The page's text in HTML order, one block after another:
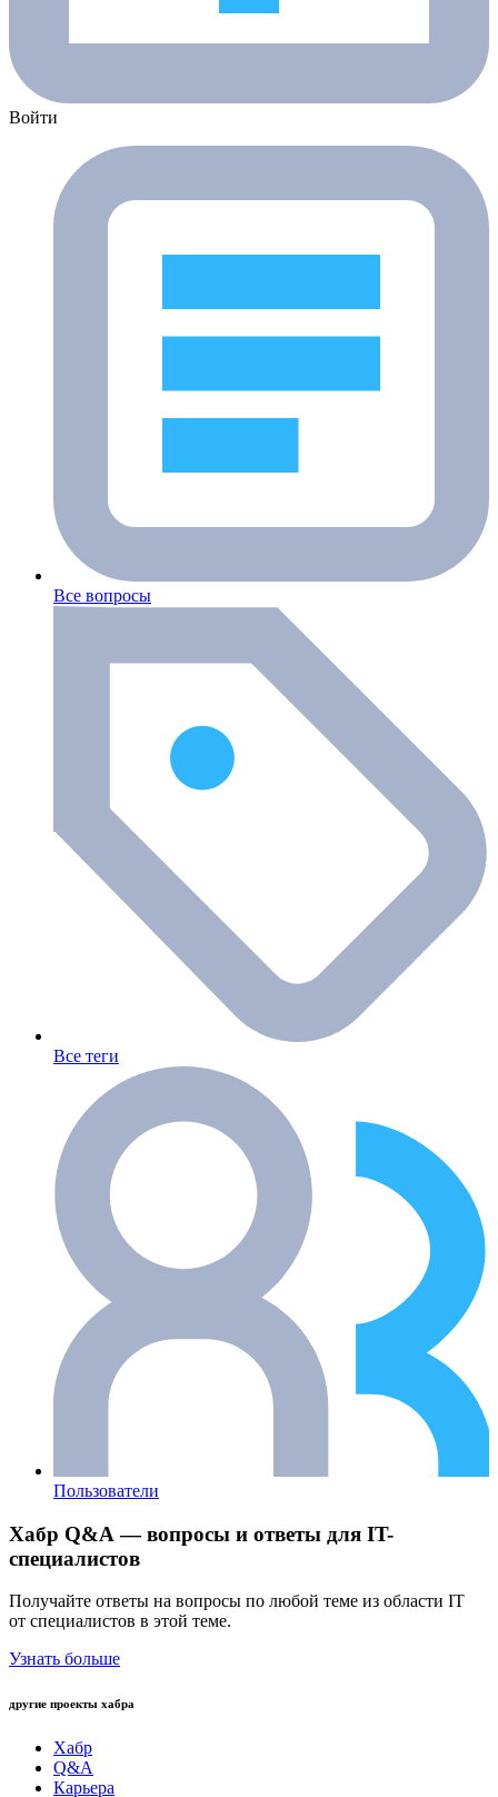
Войти
Все вопросы
Все теги
Пользователи
Хабр Q&A — вопросы и ответы для IT-
специалистов
Получайте ответы на вопросы по любой теме из области IT
от специалистов в этой теме.
Узнать больше
другие проекты хабра
Хабр
Q&A
Карьера